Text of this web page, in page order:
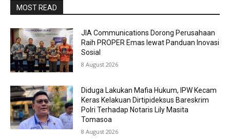
MOST READ
JIA Communications Dorong Perusahaan
Raih PROPER Emas lewat Panduan Inovasi
Sosial
8 August 2026
Diduga Lakukan Mafia Hukum, IPW Kecam
Keras Kelakuan Dirtipideksus Bareskrim
Polri Terhadap Notaris Lily Masita
Tomasoa
8 August 2026